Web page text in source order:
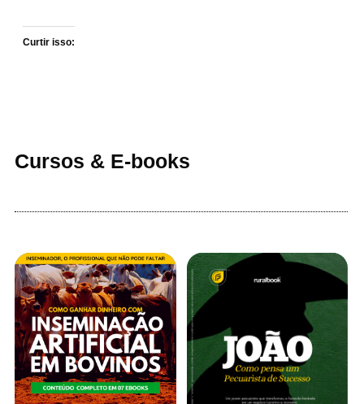
Curtir isso:
Cursos & E-books